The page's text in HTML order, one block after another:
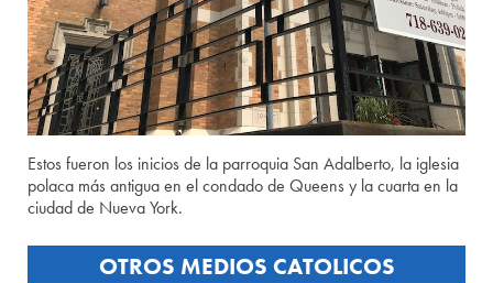
Estos fueron los inicios de la parroquia San Adalberto, la iglesia
polaca más antigua en el condado de Queens y la cuarta en la
ciudad de Nueva York.
OTROS MEDIOS CATOLICOS